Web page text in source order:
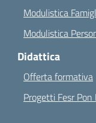
Modulistica
Modulistica
Didattica
Offerta formativa
Progetti Fesr Pon